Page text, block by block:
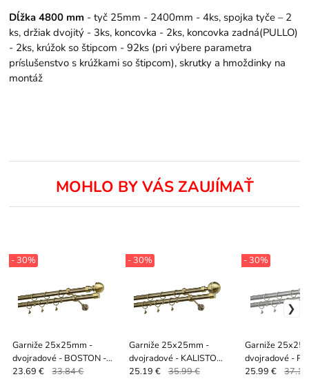
Dĺžka 4800 mm - tyč 25mm - 2400mm - 4ks, spojka tyče – 2
ks, držiak dvojitý - 3ks, koncovka - 2ks, koncovka zadná(PULLO)
- 2ks, krúžok so štipcom - 92ks (pri výbere parametra
príslušenstvo s krúžkami so štipcom), skrutky a hmoždinky na
montáž
MOHLO BY VÁS ZAUJÍMAŤ
Garniže 25x25mm -
dvojradové - BOSTON -
antik
- 30%
23.69 € 33.84 €
Garniže 25x25mm -
dvojradové - KALISTO
CRYSTAL - antik
- 30%
25.19 € 35.99 €
Garniže
dvojradové -
CRYSTAL -
- 30%
25.99 €